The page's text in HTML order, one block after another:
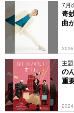
7月
決定
奇
曲
主
て」
の
重